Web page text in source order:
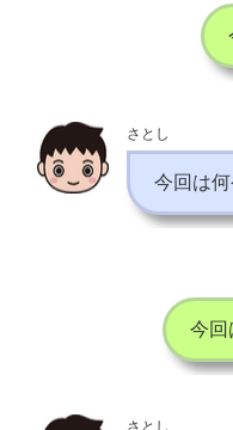
さとし
今回は何
今回